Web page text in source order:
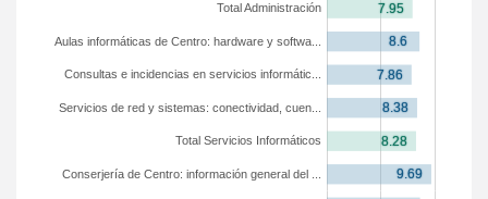
Conserjería de Centro: información general del ...
Total Servicios Informáticos
Servicios de red y sistemas: conectividad, cuen...
Consultas e incidencias en servicios informátic...
Aulas informáticas de Centro: hardware y softwa...
Total Administración